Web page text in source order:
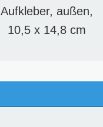
Aufkleber, außen,
10,5 x 14,8 cm